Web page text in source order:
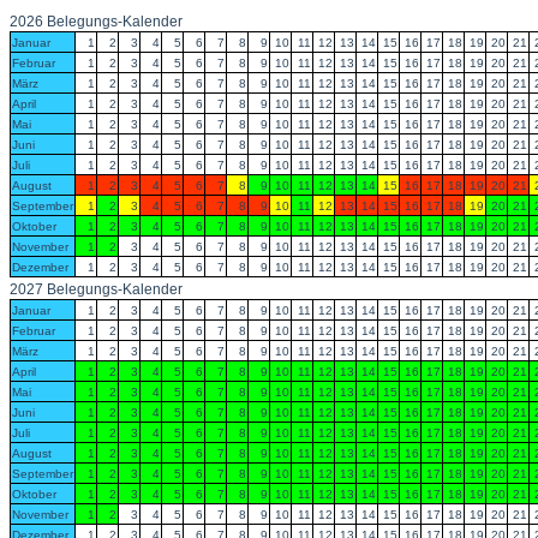
2026 Belegungs-Kalender
Januar 1 2 3 4 5 6 7 8 9 10 11 12 13 14 15 16 17 18 19 20 21
Februar
1 2 3 4 5 6 7 8 9 10 11 12 13 14 15 16 17 18 19 20 21
März
1 2 3 4 5 6 7 8 9 10 11 12 13 14 15 16 17 18 19 20 21
April
1 2 3 4 5 6 7 8 9 10 11 12 13 14 15 16 17 18 19 20 21
Mai
1 2 3 4 5 6 7 8 9 10 11 12 13 14 15 16 17 18 19 20 21
Juni
1 2 3 4 5 6 7 8 9 10 11 12 13 14 15 16 17 18 19 20 21
Juli
1 2 3 4 5 6 7 8 9 10 11 12 13 14 15 16 17 18 19 20 21
August
1 2 3 4 5 6 7 8 9 10 11 12 13 14 15 16 17 18 19 20 21
September
1 2 3 4 5 6 7 8 9 10 11 12 13 14 15 16 17 18 19 20 21
Oktober
1 2 3 4 5 6 7 8 9 10 11 12 13 14 15 16 17 18 19 20 21
November
1 2 3 4 5 6 7 8 9 10 11 12 13 14 15 16 17 18 19 20 21
Dezember
1 2 3 4 5 6 7 8 9 10 11 12 13 14 15 16 17 18 19 20 21
2027 Belegungs-Kalender
Januar 1 2 3 4 5 6 7 8 9 10 11 12 13 14 15 16 17 18 19 20 21
Februar
1 2 3 4 5 6 7 8 9 10 11 12 13 14 15 16 17 18 19 20 21
März
1 2 3 4 5 6 7 8 9 10 11 12 13 14 15 16 17 18 19 20 21
April
1 2 3 4 5 6 7 8 9 10 11 12 13 14 15 16 17 18 19 20 21
Mai
1 2 3 4 5 6 7 8 9 10 11 12 13 14 15 16 17 18 19 20 21
Juni
1 2 3 4 5 6 7 8 9 10 11 12 13 14 15 16 17 18 19 20 21
Juli
1 2 3 4 5 6 7 8 9 10 11 12 13 14 15 16 17 18 19 20 21
August
1 2 3 4 5 6 7 8 9 10 11 12 13 14 15 16 17 18 19 20 21
September
1 2 3 4 5 6 7 8 9 10 11 12 13 14 15 16 17 18 19 20 21
Oktober
1 2 3 4 5 6 7 8 9 10 11 12 13 14 15 16 17 18 19 20 21
November
1 2 3 4 5 6 7 8 9 10 11 12 13 14 15 16 17 18 19 20 21
Dezember
1 2 3 4 5 6 7 8 9 10 11 12 13 14 15 16 17 18 19 20 21